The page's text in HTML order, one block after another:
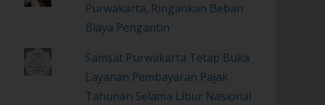
Purwakarta, Ringankan Beban
Biaya Pengantin
Samsat Purwakarta Tetap Buka
Layanan Pembayaran Pajak
Tahunan Selama Libur Nasional